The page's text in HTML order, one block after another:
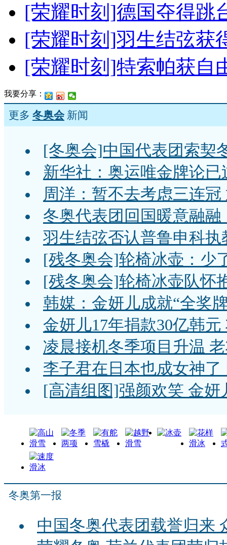
[荣耀时刻]德国夺得跳
[荣耀时刻]羽生结弦获
[荣耀时刻]特索帕获自
我要分享：
更多 冬奥会新闻
[冬奥会]中国代表团索契
新华社：奥运唯金牌论
周洋：暂不去考虑三连
冬奥代表团回国暖意融
羽生结弦否认普鲁申科
[残冬奥会]轮椅冰壶：少
[残冬奥会]轮椅冰壶队怀
韩媒：金妍儿成就“全奖
金妍儿17年捐款30亿韩
凌晨接机冬季项目升温
李子君在日本也成女神
[高清组图]强颜欢笑 金妍
冬奥第一报
中国冬奥代表团载誉归来